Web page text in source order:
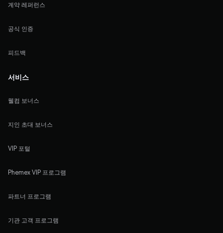
계약 레퍼런스
공식 인증
피드백
서비스
웰컴 보너스
지인 초대 보너스
VIP 포털
Phemex VIP 프로그램
파트너 프로그램
기관 고객 프로그램